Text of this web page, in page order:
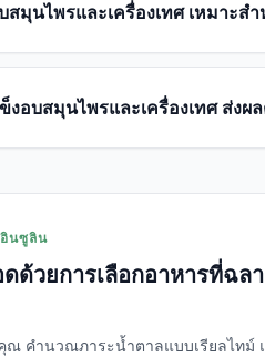
สมุนไพรและเครื่องเทศ เหมาะ
งอบสมุนไพรและเครื่องเทศ ส่งผ
นซูลิน
ด้วยการเลือกอาหารที่ฉล
ณ คำนวณภาระน้ำตาลแบบเรียลไทม์